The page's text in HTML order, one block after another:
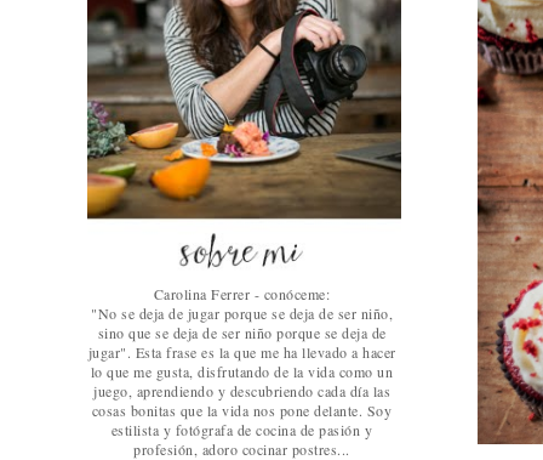
Carolina Ferrer - conóceme:
"No se deja de jugar porque se deja de ser niño,
sino que se deja de ser niño porque se deja de
jugar". Esta frase es la que me ha llevado a hacer
lo que me gusta, disfrutando de la vida como un
juego, aprendiendo y descubriendo cada día las
cosas bonitas que la vida nos pone delante. Soy
estilista y fotógrafa de cocina de pasión y
profesión, adoro cocinar postres...